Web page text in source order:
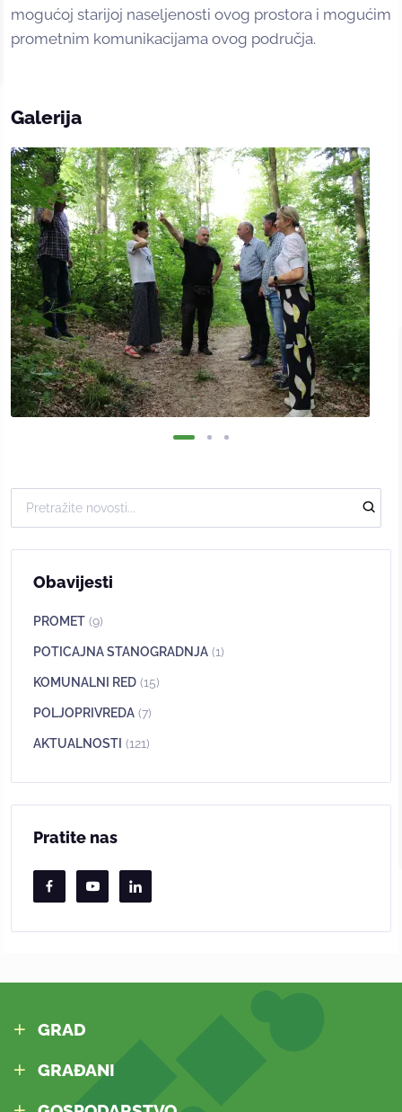
mogućoj starijoj naseljenosti ovog prostora i mogućim
prometnim komunikacijama ovog područja.
Galerija
Obavijesti
PROMET (9)
POTICAJNA STANOGRADNJA (1)
KOMUNALNI RED (15)
POLJOPRIVREDA (7)
AKTUALNOSTI (121)
Pratite nas
GRAD
GRAĐANI